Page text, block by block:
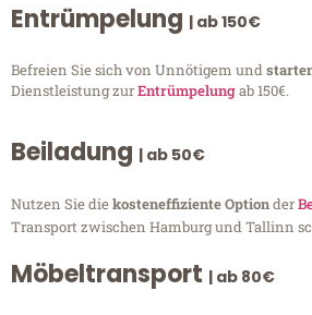
Entrümpelung | ab 150€
Befreien Sie sich von Unnötigem und
Dienstleistung zurEntrümpelungab 150€.
Beiladung | ab 50€
Nutzen Sie diekosteneffiziente Optionder
Transport zwischen Hamburg und Tallinn
Möbeltransport | ab 80€